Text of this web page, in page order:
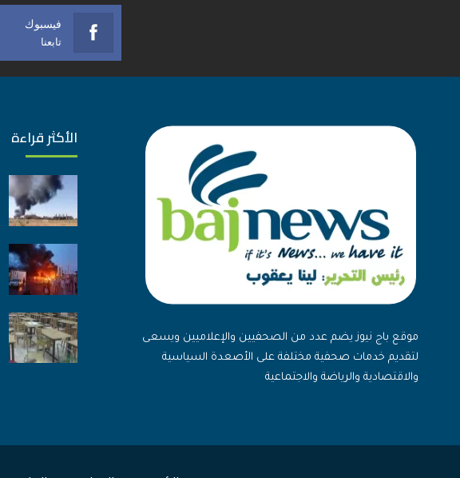
فيسبوك
تابعنا
موقع باج نيوز يضم عدد من الصحفيين والإعلاميين ويسعى
لتقديم خدمات صحفية مختلفة على الأصعدة السياسية
والاقتصادية والرياضة والاجتماعية
الأكثر قراءة